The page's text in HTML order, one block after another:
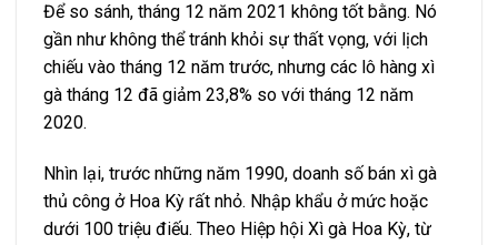
Để so sánh, tháng 12 năm 2021 không tốt bằng. Nó
gần như không thể tránh khỏi sự thất vọng, với lịch
chiếu vào tháng 12 năm trước, nhưng các lô hàng xì
gà tháng 12 đã giảm 23,8% so với tháng 12 năm
2020.
Nhìn lại, trước những năm 1990, doanh số bán xì gà
thủ công ở Hoa Kỳ rất nhỏ. Nhập khẩu ở mức hoặc
dưới 100 triệu điếu. Theo Hiệp hội Xì gà Hoa Kỳ, từ